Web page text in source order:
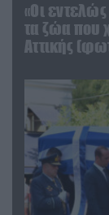
«Οι
τα ζώα που
Αττικής